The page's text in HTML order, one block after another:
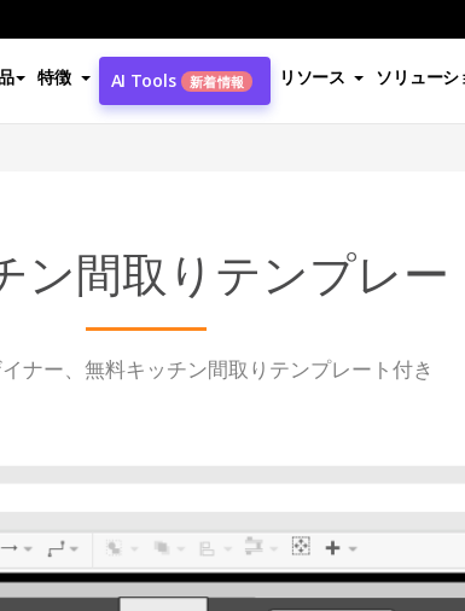
特徴 AI Tools 新着情報 リソース ソリューシ
ン間取りテンプレー
ナー、無料キッチン間取りテンプレート付き